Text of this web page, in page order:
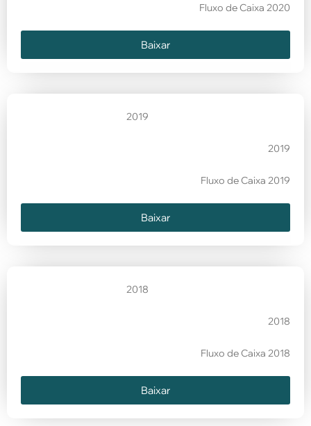
Fluxo de Caixa 2020
Baixar
2019
2019
Fluxo de Caixa 2019
Baixar
2018
2018
Fluxo de Caixa 2018
Baixar